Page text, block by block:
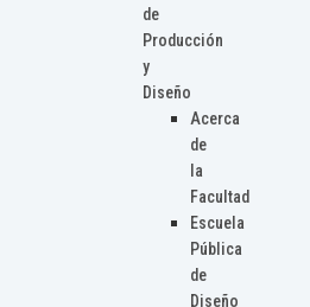
de
Producción
y
Diseño
Acerca
de
la
Facultad
Escuela
Pública
de
Diseño